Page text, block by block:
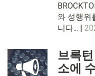
와 성행위
니다... |
브록
소에